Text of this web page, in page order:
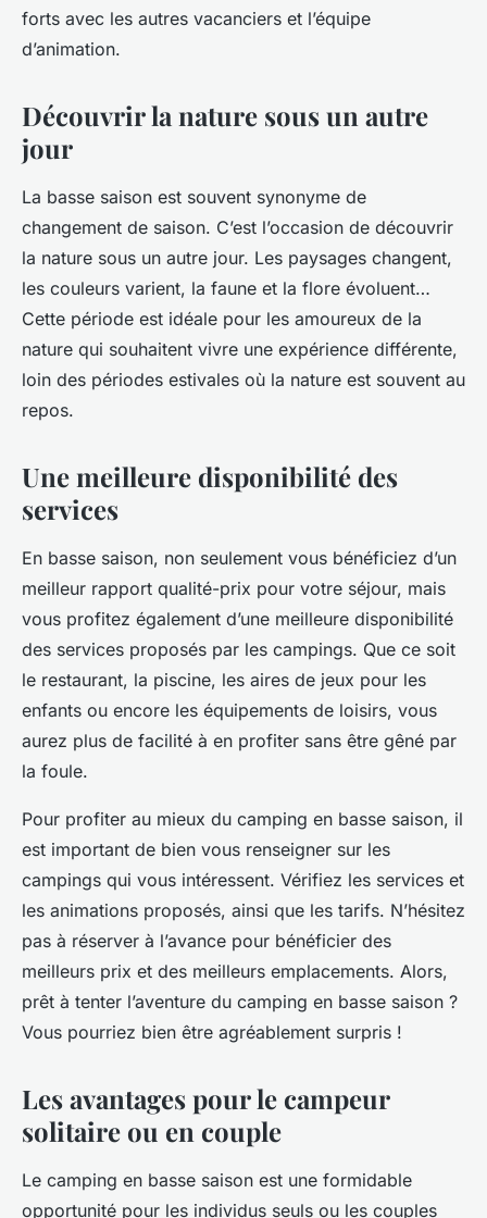
forts avec les autres vacanciers et l’équipe
d’animation.
Découvrir la nature sous un autre
jour
La basse saison est souvent synonyme de
changement de saison. C’est l’occasion de découvrir
la nature sous un autre jour. Les paysages changent,
les couleurs varient, la faune et la flore évoluent…
Cette période est idéale pour les amoureux de la
nature qui souhaitent vivre une expérience différente,
loin des périodes estivales où la nature est souvent au
repos.
Une meilleure disponibilité des
services
En basse saison, non seulement vous bénéficiez d’un
meilleur rapport qualité-prix pour votre séjour, mais
vous profitez également d’une meilleure disponibilité
des services proposés par les campings. Que ce soit
le restaurant, la piscine, les aires de jeux pour les
enfants ou encore les équipements de loisirs, vous
aurez plus de facilité à en profiter sans être gêné par
la foule.
Pour profiter au mieux du camping en basse saison, il
est important de bien vous renseigner sur les
campings qui vous intéressent. Vérifiez les services et
les animations proposés, ainsi que les tarifs. N’hésitez
pas à réserver à l’avance pour bénéficier des
meilleurs prix et des meilleurs emplacements. Alors,
prêt à tenter l’aventure du camping en basse saison ?
Vous pourriez bien être agréablement surpris !
Les avantages pour le campeur
solitaire ou en couple
Le camping en basse saison est une formidable
opportunité pour les individus seuls ou les couples